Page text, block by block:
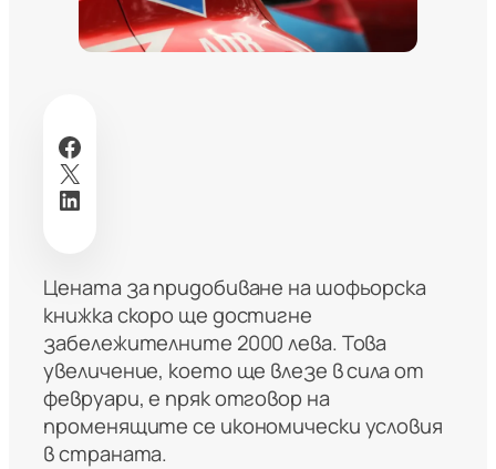
Facebook
X
LinkedIn
Цената за придобиване на шофьорска
книжка скоро ще достигне
забележителните 2000 лева. Това
увеличение, което ще влезе в сила от
февруари, е пряк отговор на
променящите се икономически условия
в страната.